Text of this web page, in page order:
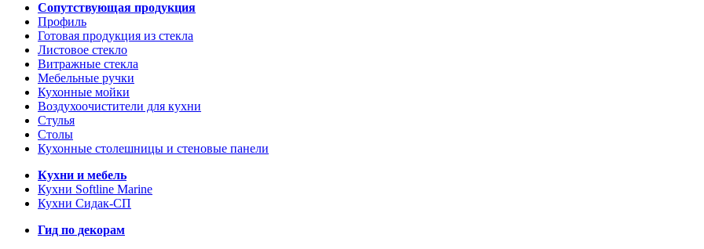
Сопутствующая продукция
Профиль
Готовая продукция из стекла
Листовое стекло
Витражные стекла
Мебельные ручки
Кухонные мойки
Воздухоочистители для кухни
Стулья
Столы
Кухонные столешницы и стеновые панели
Кухни и мебель
Кухни Softline Marine
Кухни Сидак-СП
Гид по декорам